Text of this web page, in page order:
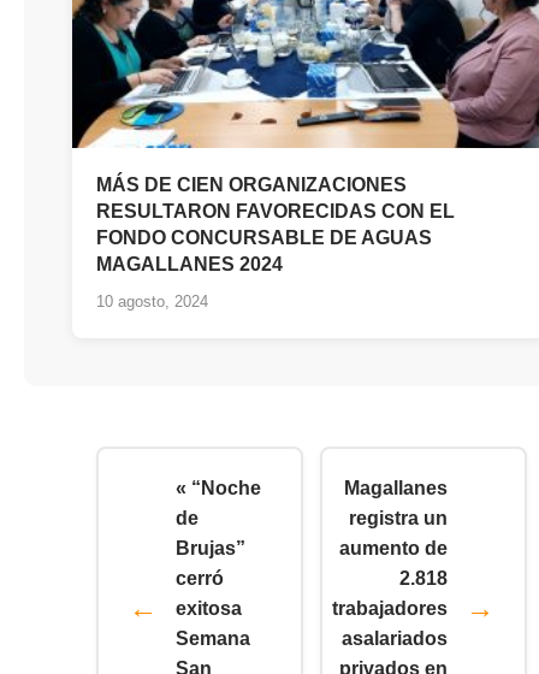
MÁS DE CIEN ORGANIZACIONES
RESULTARON FAVORECIDAS CON EL
FONDO CONCURSABLE DE AGUAS
MAGALLANES 2024
10 agosto, 2024
« “Noche
de
Brujas”
cerró
exitosa
Semana
San
Magallanes
registra un
aumento de
2.818
trabajadores
asalariados
privados en